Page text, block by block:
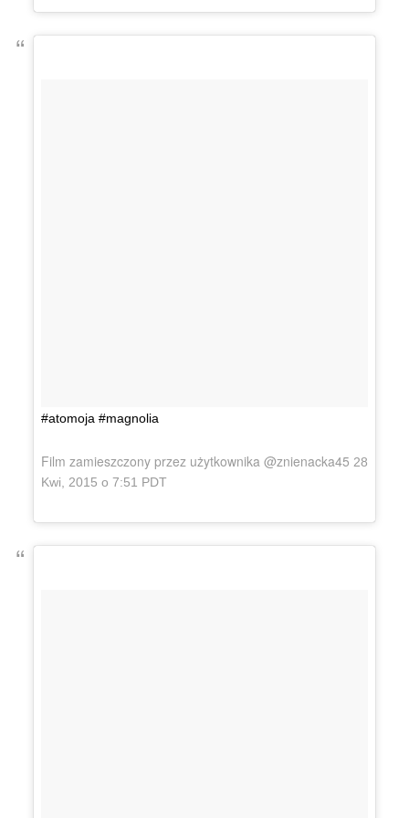
#atomoja #magnolia
Film zamieszczony przez użytkownika @znienacka45 28
Kwi, 2015 o 7:51 PDT